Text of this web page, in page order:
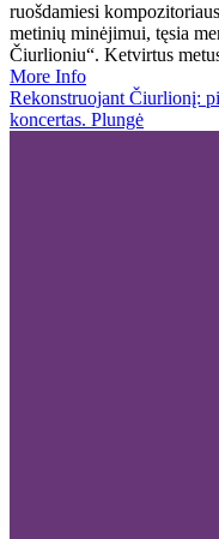
ruošdamiesi
metinių minėjimui, tęsia
Čiurlioniu“. Ketvirtus
More Info
Rekonstruojant Čiurlionį:
koncertas. Plungė